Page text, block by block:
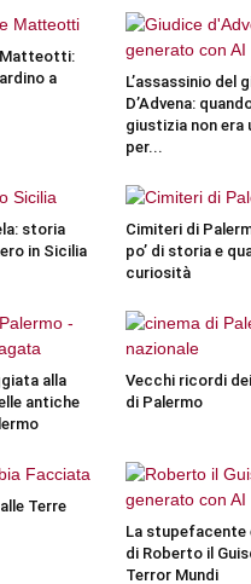
a
L’assassinio del
D’Advena:
giustizia non era
per...
storia
in Sicilia
Cimiteri di
po’ di storia e
curiosità
alla
antiche
Vecchi ricordi
di Palermo
Terre
La stupefacente
di Roberto il
Terror Mundi